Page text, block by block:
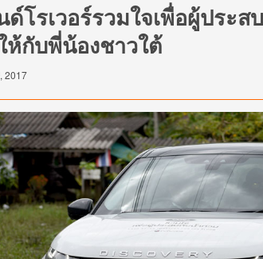
ด์โรเวอร์รวมใจเพื่อผู้ประ
ห้กับพี่น้องชาวใต้
2017